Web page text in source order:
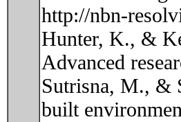
http://nbn-
Hunter, K., &
Advanced
Sutrisna, M., &
built